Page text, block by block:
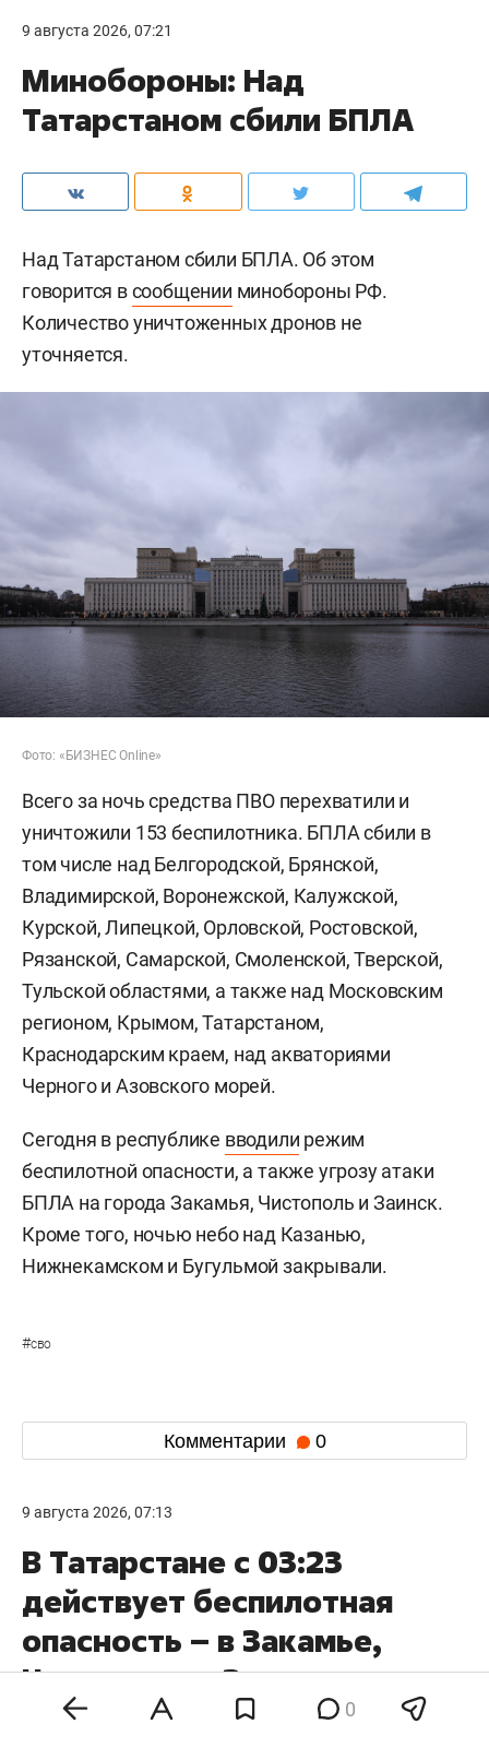
9 августа 2026, 07:21
Минобороны: Над
Татарстаном сбили БПЛА
Над Татарстаном сбили БПЛА. Об этом
говорится всообщении минобороны РФ.
Количество уничтоженных дронов не
уточняется.
Фото: «БИЗНЕС Online»
Всего за ночь средства ПВО перехватили и
уничтожили 153 беспилотника. БПЛА сбили в
том числе над Белгородской, Брянской,
Владимирской, Воронежской, Калужской,
Курской, Липецкой, Орловской, Ростовской,
Рязанской, Самарской, Смоленской, Тверской,
Тульской областями, а также над Московским
регионом, Крымом, Татарстаном,
Краснодарским краем, над акваториями
Черного и Азовского морей.
Сегодня в республике вводили режим
беспилотной опасности, а также угрозу атаки
БПЛА на города Закамья, Чистополь и Заинск.
Кроме того, ночью небо над Казанью,
Нижнекамском и Бугульмой закрывали.
#сво
Комментарии 0
9 августа 2026, 07:13
В Татарстане с 03:23
действует беспилотная
опасность – в Закамье,
Чистополе и Заинске
объявляли угрозу атаки
0